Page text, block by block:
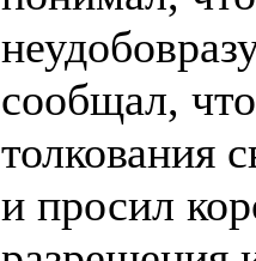
сообщал,
толкования
и просил